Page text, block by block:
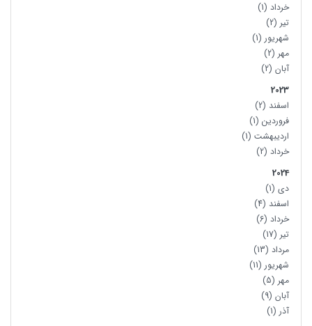
خرداد (1)
تیر (2)
شهریور (1)
مهر (2)
آبان (2)
2023
اسفند (2)
فروردین (1)
اردیبهشت (1)
خرداد (2)
2024
دی (1)
اسفند (4)
خرداد (6)
تیر (17)
مرداد (13)
شهریور (11)
مهر (5)
آبان (9)
آذر (1)